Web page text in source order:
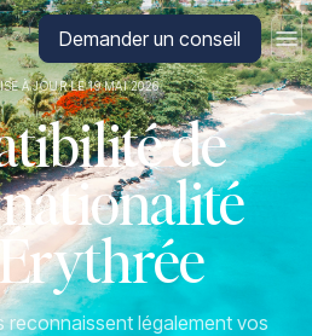
CitizenXDemander un conseil
À JOUR LE 19 MAI 2026
de
reconnaissent légalement vos